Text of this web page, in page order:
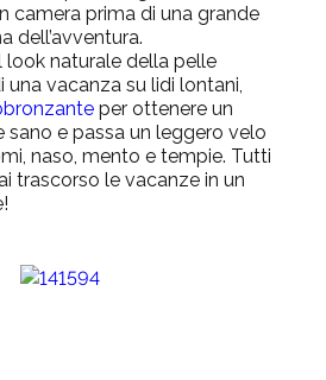
camera prima di una grande
dell’avventura.
look naturale della pelle
una vacanza su lidi lontani,
per ottenere un
e passa un leggero velo
naso, mento e tempie. Tutti
trascorso le vacanze in un